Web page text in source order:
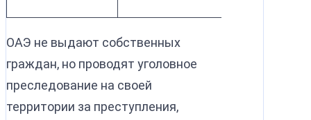
ОАЭ не выдают собственных
граждан, но проводят уголовное
преследование на своей
территории за преступления,